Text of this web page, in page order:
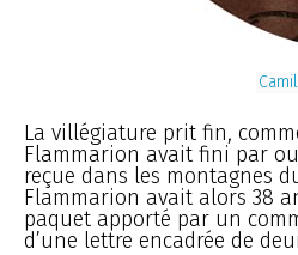
La villégiature prit fin,
Flammarion avait fini par
reçue dans les montagnes
Flammarion avait alors 38
paquet apporté par un
d’une lettre encadrée de